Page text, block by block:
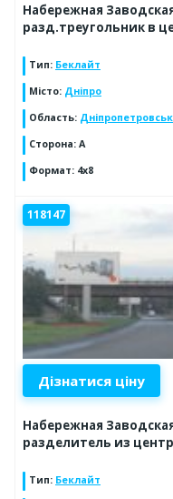
Набережная
разд.треугольник в
Тип: Беклайт
Місто: Дніпро
Область:
Сторона: A
Формат: 4х8
118147
Дізнатися ціну
Набережная
разделитель из
Тип: Беклайт